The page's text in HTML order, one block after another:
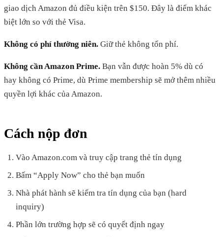
giao dịch Amazon đủ điều kiện trên $150. Đây là điểm khác
biệt lớn so với thẻ Visa.
Không có phí thường niên. Giữ thẻ không tốn phí.
Không cần Amazon Prime. Bạn vẫn được hoàn 5% dù có
hay không có Prime, dù Prime membership sẽ mở thêm nhiều
quyền lợi khác của Amazon.
Cách nộp đơn
Vào Amazon.com và truy cập trang thẻ tín dụng
Bấm “Apply Now” cho thẻ bạn muốn
Nhà phát hành sẽ kiểm tra tín dụng của bạn (hard
inquiry)
Phần lớn trường hợp sẽ có quyết định ngay